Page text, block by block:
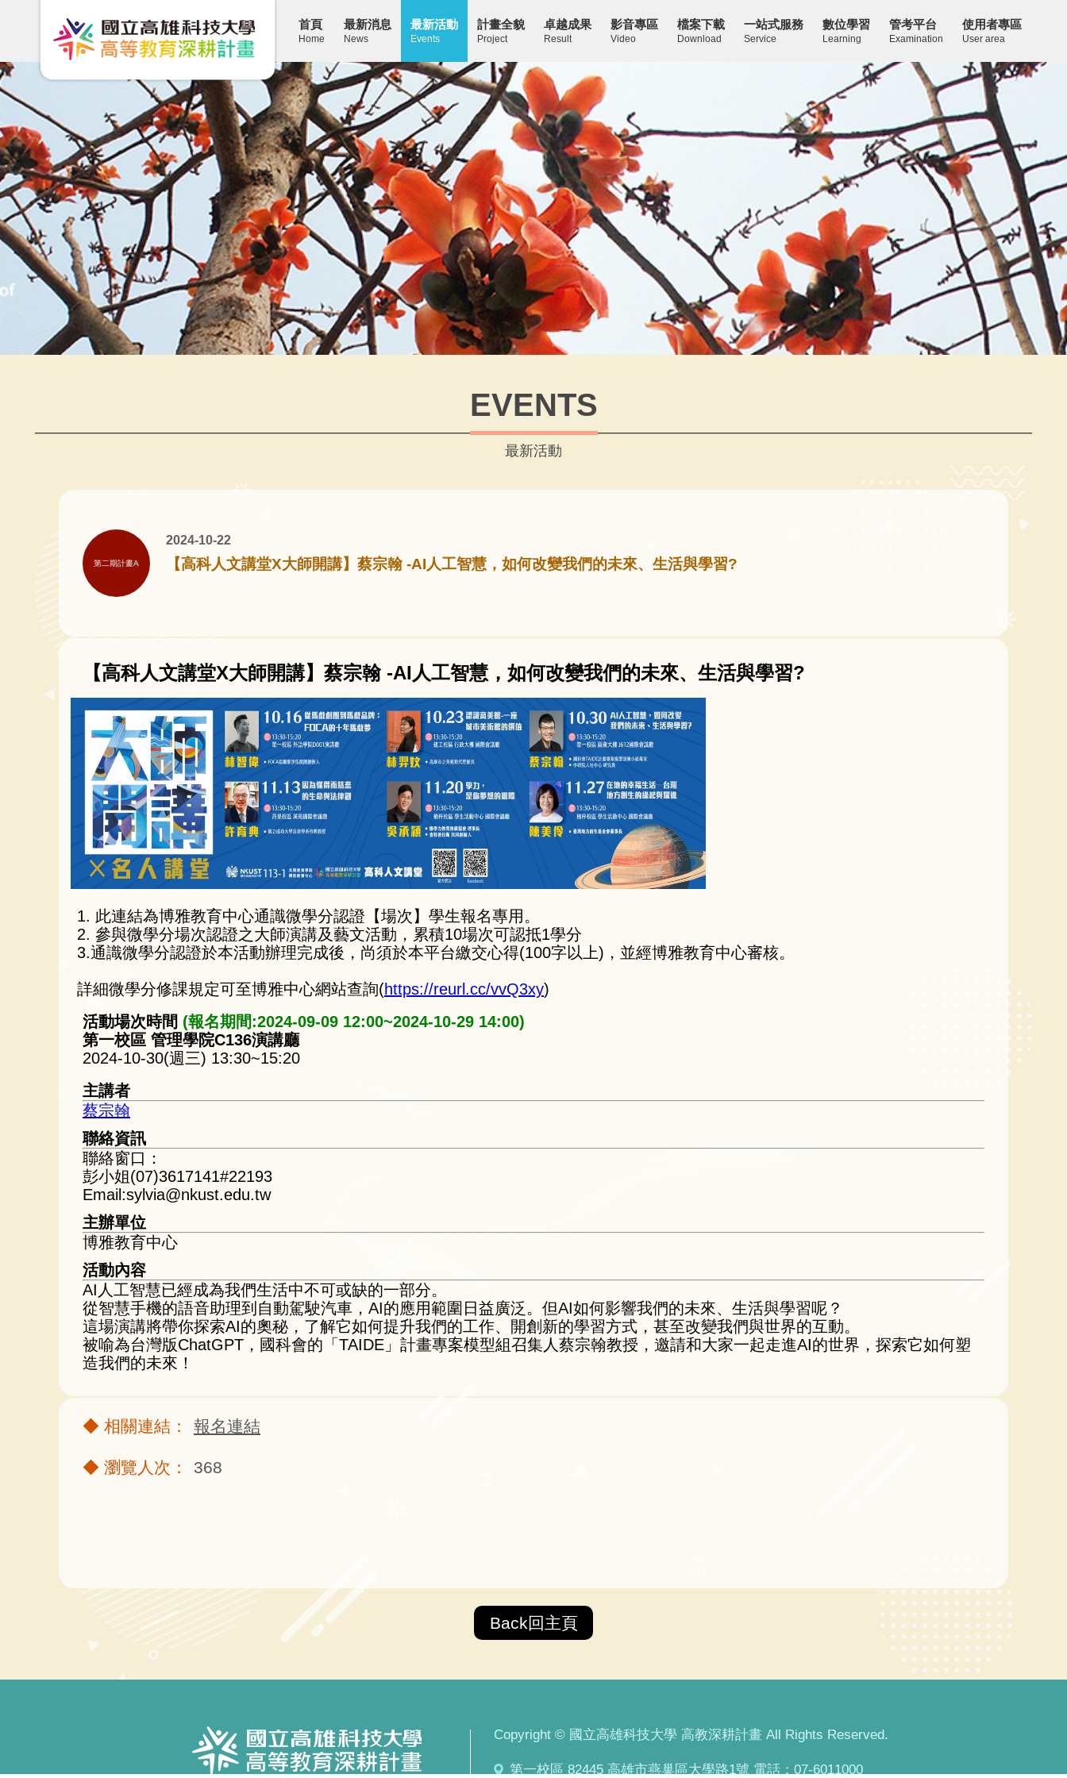
首頁
Home
最新消息
News
最新活動
Events
計畫全貌
Project
卓越成果
Result
影音專區
Video
檔案下載
Download
一站式服務
Service
數位學習
Learning
管考平台
Examination
使用者專區
User area
EVENTS
最新活動
第二期計畫A
2024-10-22
【高科人文講堂X大師開講】蔡宗翰 -AI人工智慧，如何改變我們的未來、生活與學習?
【高科人文講堂X大師開講】蔡宗翰 -AI人工智慧，如何改變我們的未來、生活與學習?
1. 此連結為博雅教育中心通識微學分認證【場次】學生報名專用。
2. 參與微學分場次認證之大師演講及藝文活動，累積10場次可認抵1學分
3.通識微學分認證於本活動辦理完成後，尚須於本平台繳交心得(100字以上)，並經博雅教育中心審核。
詳細微學分修課規定可至博雅中心網站查詢(https://reurl.cc/vvQ3xy)
活動場次時間 (報名期間:2024-09-09 12:00~2024-10-29 14:00)
第一校區 管理學院C136演講廳
2024-10-30(週三) 13:30~15:20
主講者
蔡宗翰
聯絡資訊
聯絡窗口：
彭小姐(07)3617141#22193
Email:sylvia@nkust.edu.tw
主辦單位
博雅教育中心
活動內容
AI人工智慧已經成為我們生活中不可或缺的一部分。
從智慧手機的語音助理到自動駕駛汽車，AI的應用範圍日益廣泛。但AI如何影響我們的未來、生活與學習呢？
這場演講將帶你探索AI的奧秘，了解它如何提升我們的工作、開創新的學習方式，甚至改變我們與世界的互動。
被喻為台灣版ChatGPT，國科會的「TAIDE」計畫專案模型組召集人蔡宗翰教授，邀請和大家一起走進AI的世界，探索它如何塑
造我們的未來！
報名連結
368
Back回主頁
Copyright © 國立高雄科技大學 高教深耕計畫 All Rights Reserved.
第一校區 82445 高雄市燕巢區大學路1號 電話：07-6011000